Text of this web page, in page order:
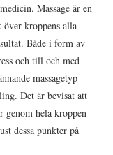
Massage är en
kroppens alla
Både i form av
och till och med
massagetyp
Det är bevisat att
genom hela kroppen
dessa punkter på